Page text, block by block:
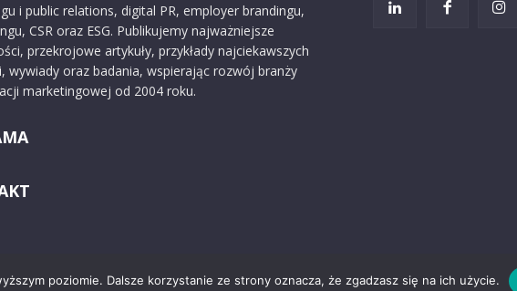
i public relations, digital PR, employer brandingu,
CSR oraz ESG. Publikujemy najważniejsze
przekrojowe artykuły, przykłady najciekawszych
wywiady oraz badania, wspierając rozwój branży
marketingowej od 2004 roku.
poziomie. Dalsze korzystanie ze strony oznacza, że zgadzasz się na ich użycie.